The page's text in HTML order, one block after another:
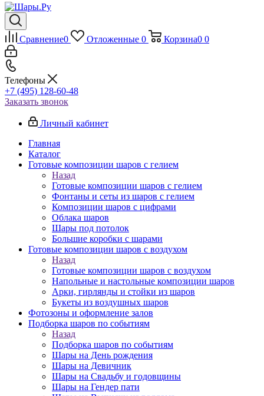
Сравнение0 Отложенные 0 Корзина0 0
Телефоны
+7 (495) 128-60-48
Заказать звонок
Личный кабинет
Главная
Каталог
Готовые композиции шаров с гелием
Назад
Готовые композиции шаров с гелием
Фонтаны и сеты из шаров с гелием
Композиции шаров с цифрами
Облака шаров
Шары под потолок
Большие коробки с шарами
Готовые композиции шаров с воздухом
Назад
Готовые композиции шаров с воздухом
Напольные и настольные композиции шаров
Арки, гирлянды и стойки из шаров
Букеты из воздушных шаров
Фотозоны и оформление залов
Подборка шаров по событиям
Назад
Подборка шаров по событиям
Шары на День рождения
Шары на Девичник
Шары на Свадьбу и годовщины
Шары на Гендер пати